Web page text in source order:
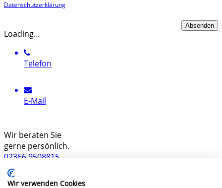
Datenschutzerklärung
Loading…
Telefon
E-Mail
Wir beraten Sie
gerne persönlich.
02366 9508815
Wir freuen uns auf Ihren Anruf
Wir verwenden Cookies